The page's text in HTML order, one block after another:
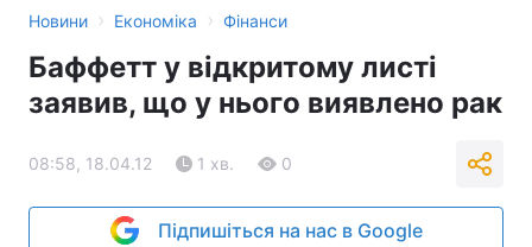
Новини › Економіка › Фінанси
Баффетт у відкритому листі
заявив, що у нього виявлено рак
08:58, 18.04.12 1 хв. 0
Підпишіться на нас в Google